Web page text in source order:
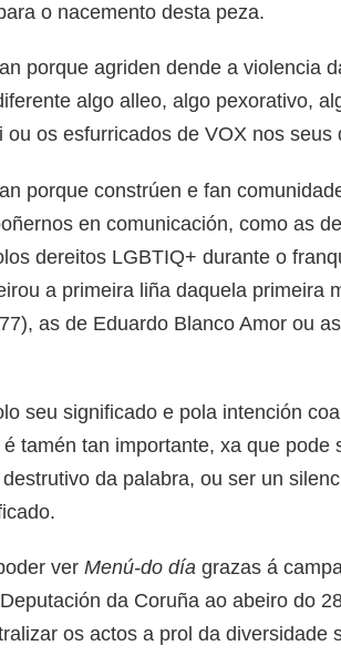
o nacemento desta peza.
porque agriden dende a violencia
algo alleo, algo pexorativo,
ou os esfurricados de VOX nos seus
porque constrúen e fan
en comunicación, como as
dereitos LGBTIQ+ durante o
a primeira liña daquela primeira
as de Eduardo Blanco Amor ou
seu significado e pola intención
tamén tan importante, xa que pode
da palabra, ou ser un
ver Menú-do día grazas á
da Coruña ao abeiro do
os actos a prol da diversidade